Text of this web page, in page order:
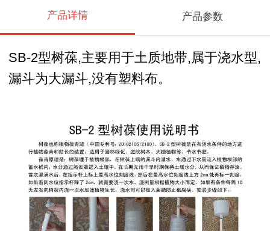
产品详情 产品参数
SB-2型树葆,主要用于土质地带,属于浇水型,
漏斗为大漏斗,没有塑料布。